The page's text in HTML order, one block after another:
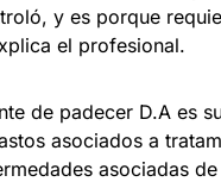
y es porque
el profesional.
de padecer D.A es
asociados a
asociadas